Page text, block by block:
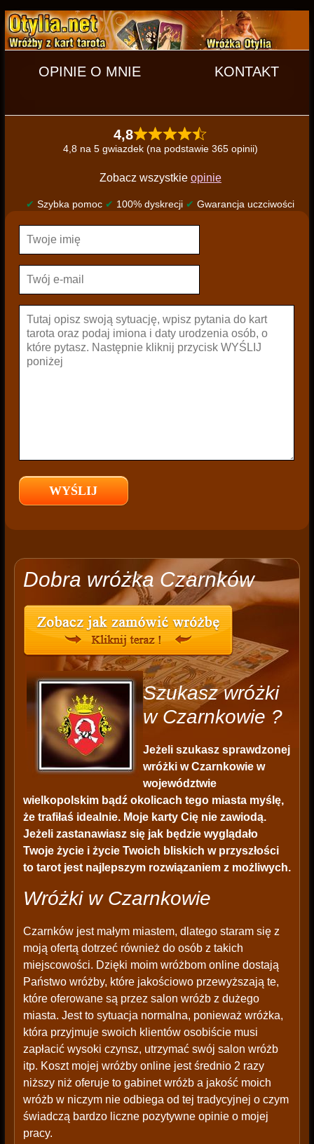
OPINIE O MNIE KONTAKT
4,8
4,8 na 5 gwiazdek (na podstawie 365 opinii)
Zobacz wszystkie opinie
✔ Szybka pomoc ✔ 100% dyskrecji ✔ Gwarancja uczciwości
Dobra wróżka Czarnków
Szukasz wróżki
w Czarnkowie ?
Jeżeli szukasz sprawdzonej
wróżki w Czarnkowie w
województwie
wielkopolskim bądź okolicach tego miasta myślę,
że trafiłaś idealnie. Moje karty Cię nie zawiodą.
Jeżeli zastanawiasz się jak będzie wyglądało
Twoje życie i życie Twoich bliskich w przyszłości
to tarot jest najlepszym rozwiązaniem z możliwych.
Wróżki w Czarnkowie
Czarnków jest małym miastem, dlatego staram się z
moją ofertą dotrzeć również do osób z takich
miejscowości. Dzięki moim wróżbom online dostają
Państwo wróżby, które jakościowo przewyższają te,
które oferowane są przez salon wróżb z dużego
miasta. Jest to sytuacja normalna, ponieważ wróżka,
która przyjmuje swoich klientów osobiście musi
zapłacić wysoki czynsz, utrzymać swój salon wróżb
itp. Koszt mojej wróżby online jest średnio 2 razy
niższy niż oferuje to gabinet wróżb a jakość moich
wróżb w niczym nie odbiega od tej tradycyjnej o czym
świadczą bardzo liczne pozytywne opinie o mojej
pracy.